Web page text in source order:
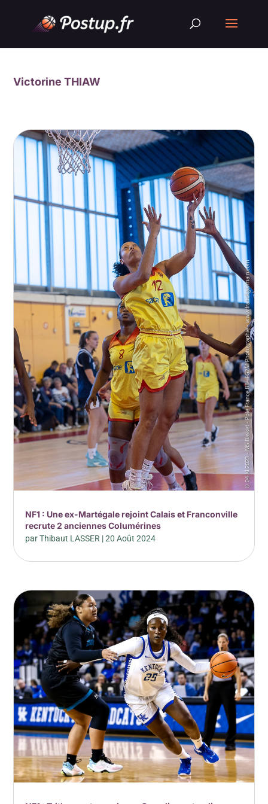
Victorine THIAW
NF1 : Une ex-Martégale rejoint Calais et Franconville
recrute 2 anciennes Columérines
parThibaut LASSER |20 Août 2024